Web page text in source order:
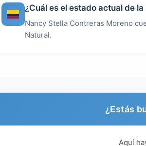
¿Cuál es el estado actual de
Nancy Stella Contreras Moreno
Natural.
¿Estás
Aquí